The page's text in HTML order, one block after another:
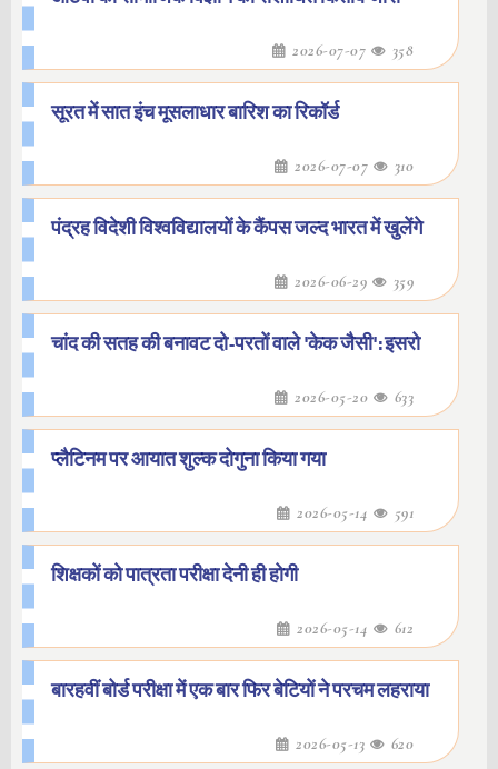
2026-07-07 358
सूरत में सात इंच मूसलाधार बारिश का रिकॉर्ड
2026-07-07 310
पंद्रह विदेशी विश्वविद्यालयों के कैंपस जल्द भारत में खुलेंगे
2026-06-29 359
चांद की सतह की बनावट दो-परतों वाले 'केक जैसी': इसरो
2026-05-20 633
प्लैटिनम पर आयात शुल्क दोगुना किया गया
2026-05-14 591
शिक्षकों को पात्रता परीक्षा देनी ही होगी
2026-05-14 612
बारहवीं बोर्ड परीक्षा में एक बार फिर बेटियों ने परचम लहराया
2026-05-13 620